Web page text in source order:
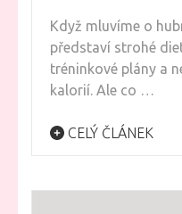
Když mluvíme o
představí strohé
tréninkové plány a
kalorií. Ale co …
CELÝ ČLÁNEK